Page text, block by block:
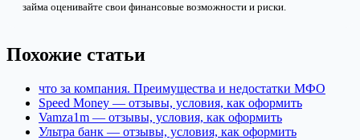
займа оценивайте свои финансовые возможности и риски.
Похожие статьи
что за компания. Преимущества и недостатки МФО
Speed Money — отзывы, условия, как оформить
Vamza1m — отзывы, условия, как оформить
Ультра банк — отзывы, условия, как оформить